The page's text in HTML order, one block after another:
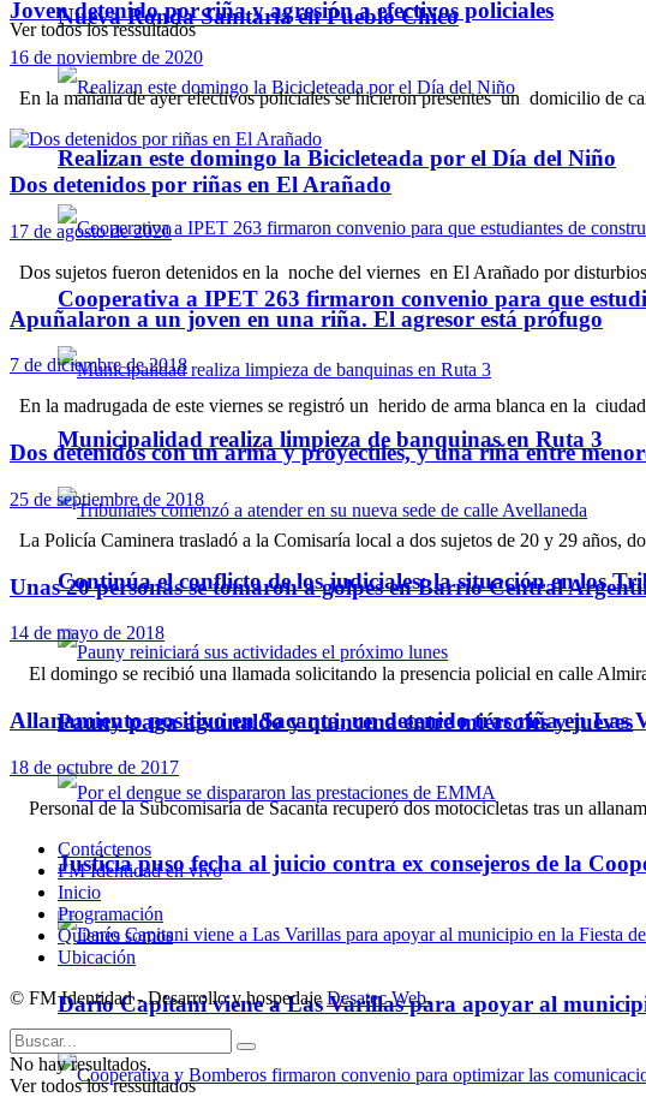
Nueva Ronda Sanitaria en Pueblo Chico
Realizan este domingo la Bicicleteada por el Día del Niño
Cooperativa a IPET 263 firmaron convenio para que
Municipalidad realiza limpieza de banquinas en Ruta 3
Continúa el conflicto de los judiciales: la situación en los
Pauny paga aguinaldo y quincena entre miércoles y jueves
Justicia puso fecha al juicio contra ex consejeros de la
Darío Capitani viene a Las Varillas para apoyar al
Ver todos los ressultados
Joven detenido por riña y agresión a efectivos policiales
16 de noviembre de 2020
En la mañana de ayer efectivos policiales se hicieron presentes un domicilio de
Dos detenidos por riñas en El Arañado
17 de agosto de 2020
Dos sujetos fueron detenidos en la noche del viernes en El Arañado por
Apuñalaron a un joven en una riña. El agresor está prófugo
7 de diciembre de 2018
En la madrugada de este viernes se registró un herido de arma blanca en la
Dos detenidos con un arma y proyectiles, y una riña entre
25 de septiembre de 2018
La Policía Caminera trasladó a la Comisaría local a dos sujetos de 20 y 29 años,
Unas 20 personas se tomaron a golpes en Barrio Central
14 de mayo de 2018
El domingo se recibió una llamada solicitando la presencia policial en calle
Allanamiento positivo en Sacanta, un detenido tras riña en Las
18 de octubre de 2017
Personal de la Subcomisaría de Sacanta recuperó dos motocicletas tras un
Contáctenos
FM Identidad en vivo
Inicio
Programación
Quienes somos
Ubicación
© FM Identidad - Desarrollo y hospedajeDesatec Web.
No hay resultados.
Ver todos los ressultados